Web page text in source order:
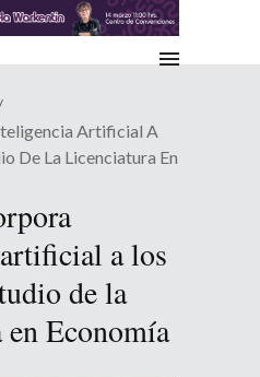
Artificial A
De La Licenciatura En
a los
de la
Economía